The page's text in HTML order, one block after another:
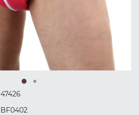
47426
BF0402